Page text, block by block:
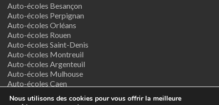
Auto-écoles Besançon
Auto-écoles Perpignan
Auto-écoles Orléans
Auto-écoles Rouen
Auto-écoles Saint-Denis
Auto-écoles Montreuil
Auto-écoles Argenteuil
Auto-écoles Mulhouse
Auto-écoles Caen
Nous utilisons des cookies pour vous offrir la meilleure